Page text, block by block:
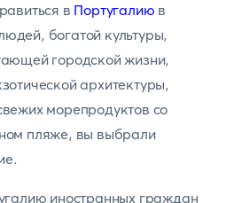
в Португалию в
богатой культуры,
городской жизни,
архитектуры,
морепродуктов со
пляже, вы выбрали
иностранных граждан